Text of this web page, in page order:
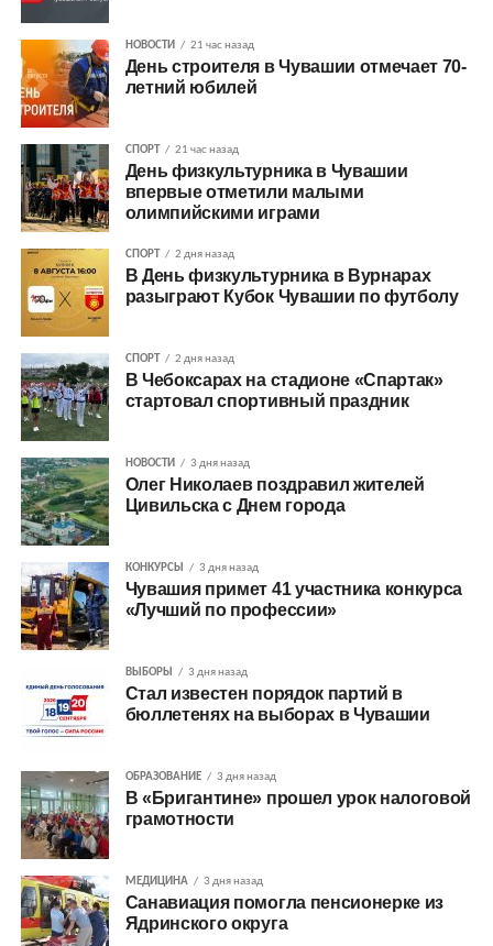
НОВОСТИ 21 час назад
День строителя в Чувашии отмечает 70-
летний юбилей
СПОРТ 21 час назад
День физкультурника в Чувашии
впервые отметили малыми
олимпийскими играми
СПОРТ 2 дня назад
В День физкультурника в Вурнарах
разыграют Кубок Чувашии по футболу
СПОРТ 2 дня назад
В Чебоксарах на стадионе «Спартак»
стартовал спортивный праздник
НОВОСТИ 3 дня назад
Олег Николаев поздравил жителей
Цивильска с Днем города
КОНКУРСЫ 3 дня назад
Чувашия примет 41 участника конкурса
«Лучший по профессии»
ВЫБОРЫ 3 дня назад
Стал известен порядок партий в
бюллетенях на выборах в Чувашии
ОБРАЗОВАНИЕ 3 дня назад
В «Бригантине» прошел урок налоговой
грамотности
МЕДИЦИНА 3 дня назад
Санавиация помогла пенсионерке из
Ядринского округа